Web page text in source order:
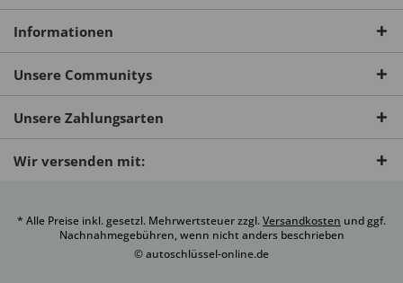
Informationen
Unsere Communitys
Unsere Zahlungsarten
Wir versenden mit:
* Alle Preise inkl. gesetzl. Mehrwertsteuer zzgl.Versandkosten und ggf.
Nachnahmegebühren, wenn nicht anders beschrieben
© autoschlüssel-online.de